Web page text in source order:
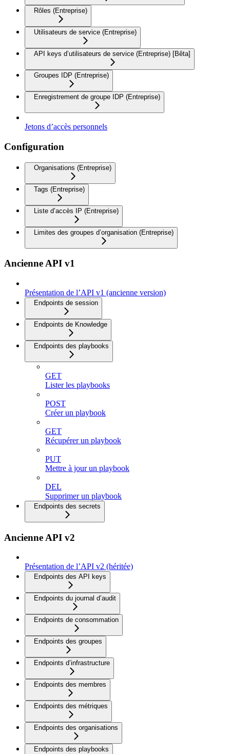
Rôles (Entreprise)
Utilisateurs de service (Entreprise)
API keys d’utilisateurs de service (Entreprise) [Bêta]
Groupes IDP (Entreprise)
Enregistrement de groupe IDP (Entreprise)
Jetons d’accès personnels
Configuration
Organisations (Entreprise)
Tags (Entreprise)
Liste d’accès IP (Entreprise)
Limites des groupes d’organisation (Entreprise)
Ancienne API v1
Présentation de l’API v1 (ancienne version)
Endpoints de session
Endpoints de Knowledge
Endpoints des playbooks
GET
Lister les playbooks
POST
Créer un playbook
GET
Récupérer un playbook
PUT
Mettre à jour un playbook
DEL
Supprimer un playbook
Endpoints des secrets
Ancienne API v2
Présentation de l’API v2 (héritée)
Endpoints des API keys
Endpoints du journal d’audit
Endpoints de consommation
Endpoints des groupes
Endpoints d’infrastructure
Endpoints des membres
Endpoints des métriques
Endpoints des organisations
Endpoints des playbooks